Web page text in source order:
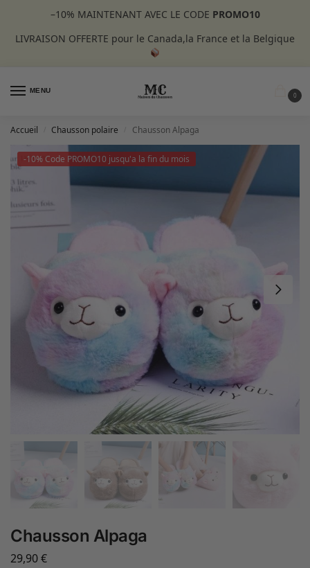
–10% MAINTENANT AVEC LE CODE PROMO10
LIVRAISON OFFERTE pour le Canada,la France et la Belgique
MENU
0
Accueil Chausson polaire Chausson Alpaga
-10% Code PROMO10 jusqu'a la fin du mois
Chausson Alpaga
29,90€